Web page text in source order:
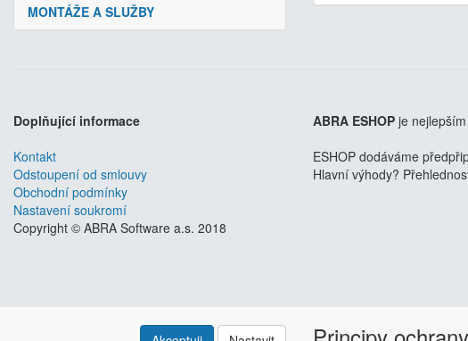
MONTÁŽE A SLUŽBY
Doplňující informace
Kontakt
Odstoupení od smlouvy
Obchodní podmínky
Nastavení soukromí
ABRA ESHOP je
ESHOP dodáváme
Hlavní výhody?
Copyright © ABRA Software a.s. 2018